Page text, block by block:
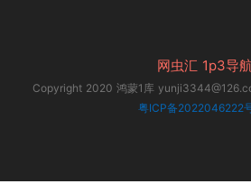
网虫汇 1p3导
Copyright 2020 鸿蒙1库
粤ICP备2022046222